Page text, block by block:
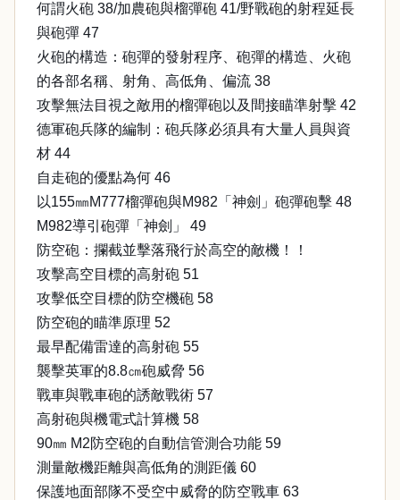
何謂火砲 38/加農砲與榴彈砲 41/野戰砲的射程延長
與砲彈 47
火砲的構造：砲彈的發射程序、砲彈的構造、火砲
的各部名稱、射角、高低角、偏流 38
攻擊無法目視之敵用的榴彈砲以及間接瞄準射擊 42
德軍砲兵隊的編制：砲兵隊必須具有大量人員與資
材 44
自走砲的優點為何 46
以155㎜M777榴彈砲與M982「神劍」砲彈砲擊 48
M982導引砲彈「神劍」 49
防空砲：攔截並擊落飛行於高空的敵機！！
攻擊高空目標的高射砲 51
攻擊低空目標的防空機砲 58
防空砲的瞄準原理 52
最早配備雷達的高射砲 55
襲擊英軍的8.8㎝砲威脅 56
戰車與戰車砲的誘敵戰術 57
高射砲與機電式計算機 58
90㎜ M2防空砲的自動信管測合功能 59
測量敵機距離與高低角的測距儀 60
保護地面部隊不受空中威脅的防空戰車 63